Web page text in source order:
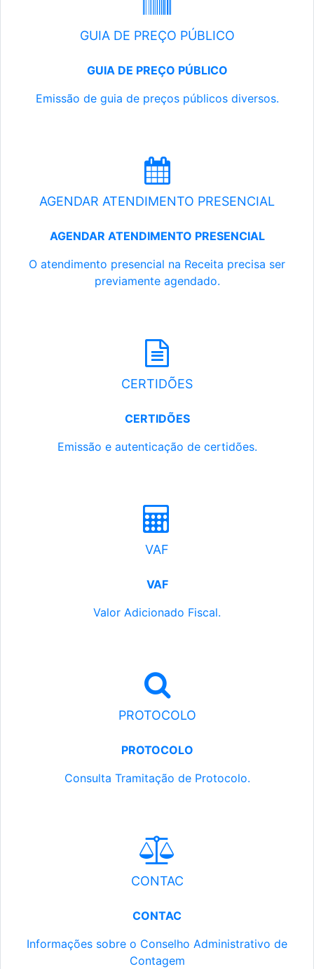
GUIA DE PREÇO PÚBLICO
GUIA DE PREÇO PÚBLICO
Emissão de guia de preços públicos diversos.
AGENDAR ATENDIMENTO PRESENCIAL
AGENDAR ATENDIMENTO PRESENCIAL
O atendimento presencial na Receita precisa ser
previamente agendado.
CERTIDÕES
CERTIDÕES
Emissão e autenticação de certidões.
VAF
VAF
Valor Adicionado Fiscal.
PROTOCOLO
PROTOCOLO
Consulta Tramitação de Protocolo.
CONTAC
CONTAC
Informações sobre o Conselho Administrativo de
Contagem